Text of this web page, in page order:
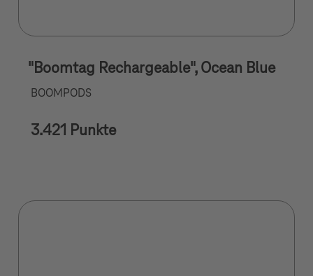
"Boomtag Rechargeable", Ocean Blue
BOOMPODS
3.421 Punkte